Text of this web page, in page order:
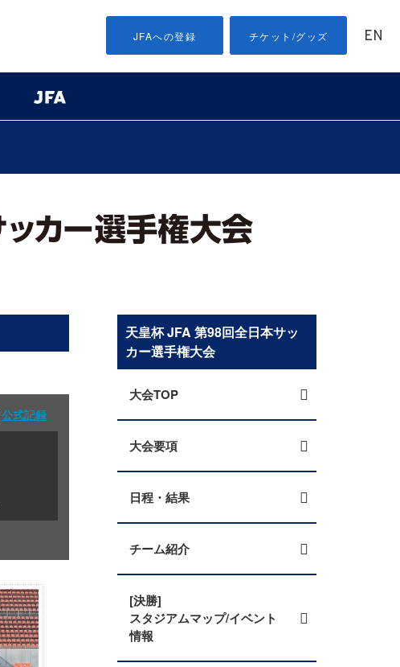
JFAへの登録 チケット/グッズ EN
公式記録
天皇杯 JFA 第98回全日本サッ
カー選手権大会
大会TOP
大会要項
日程・結果
チーム紹介
[決勝]
スタジアムマップ/イベント
情報